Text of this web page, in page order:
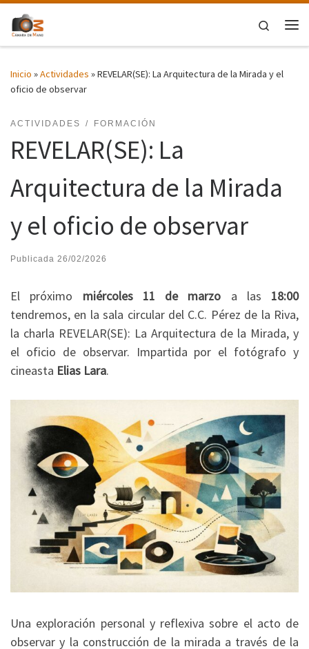
Saltar al contenido
Search
Inicio »Actividades »REVELAR(SE): La Arquitectura de la Mirada y el
oficio de observar
ACTIVIDADES FORMACIÓN
REVELAR(SE): La
Arquitectura de la Mirada
y el oficio de observar
Publicada 26/02/2026
El próximo miércoles 11 de marzo a las 18:00
tendremos, en la sala circular del C.C. Pérez de la Riva,
la charla REVELAR(SE): La Arquitectura de la Mirada, y
el oficio de observar. Impartida por el fotógrafo y
cineasta Elias Lara.
Una exploración personal y reflexiva sobre el acto de
observar y la construcción de la mirada a través de la